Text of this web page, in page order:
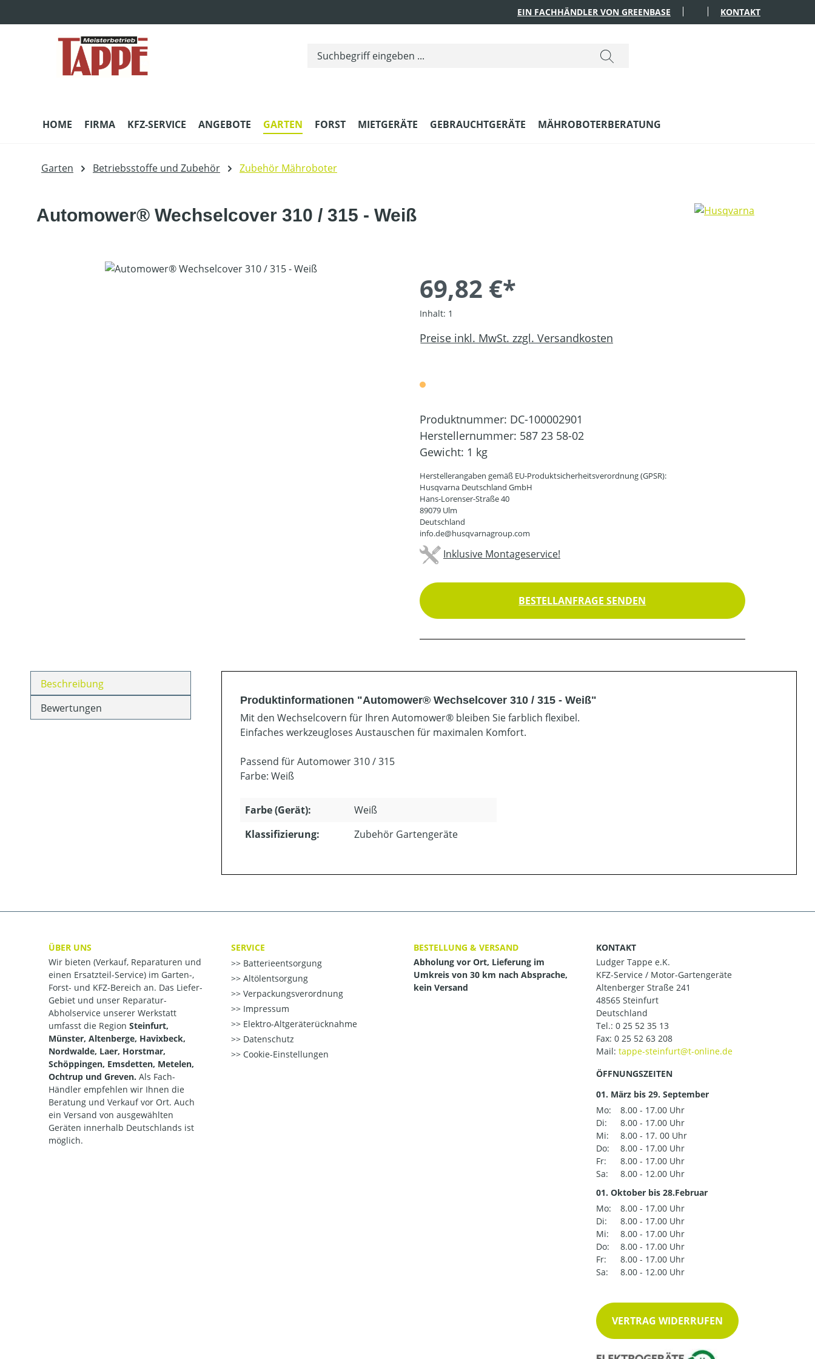
EIN FACHHÄNDLER VON GREENBASE KONTAKT
HOME FIRMA KFZ-SERVICE ANGEBOTE GARTEN FORST MIETGERÄTE GEBRAUCHTGERÄTE MÄHROBOTERBERATUNG
Garten Betriebsstoffe und Zubehör Zubehör Mähroboter
Automower® Wechselcover 310 / 315 - Weiß
Bildergalerie überspringen
69,82 €*
Inhalt: 1
Preise inkl. MwSt. zzgl. Versandkosten
Produktnummer: DC-100002901
Herstellernummer: 587 23 58-02
Gewicht: 1 kg
Herstellerangaben gemäß EU-Produktsicherheitsverordnung (GPSR):
Husqvarna Deutschland GmbH
Hans-Lorenser-Straße 40
89079 Ulm
Deutschland
info.de@husqvarnagroup.com
Inklusive Montageservice!
BESTELLANFRAGE SENDEN
Beschreibung
Bewertungen
Produktinformationen "Automower® Wechselcover 310 / 315 - Weiß"
Mit den Wechselcovern für Ihren Automower® bleiben Sie farblich flexibel.
Einfaches werkzeugloses Austauschen für maximalen Komfort.
Passend für Automower 310 / 315
Farbe: Weiß
Farbe (Gerät):
Weiß
Klassifizierung:
Zubehör Gartengeräte
ÜBER UNS
Wir bieten (Verkauf, Reparaturen und
einen Ersatzteil-Service) im Garten-,
Forst- und KFZ-Bereich an. Das Liefer-
Gebiet und unser Reparatur-
Abholservice unserer Werkstatt
umfasst die Region Steinfurt,
Münster, Altenberge, Havixbeck,
Nordwalde, Laer, Horstmar,
Schöppingen, Emsdetten, Metelen,
Ochtrup und Greven. Als Fach-
Händler empfehlen wir Ihnen die
Beratung und Verkauf vor Ort. Auch
ein Versand von ausgewählten
Geräten innerhalb Deutschlands ist
möglich.
SERVICE
Batterieentsorgung
Altölentsorgung
Verpackungsverordnung
Impressum
Elektro-Altgeräterücknahme
Datenschutz
Cookie-Einstellungen
BESTELLUNG & VERSAND
Abholung vor Ort, Lieferung im
Umkreis von 30 km nach Absprache,
kein Versand
KONTAKT
Ludger Tappe e.K.
KFZ-Service / Motor-Gartengeräte
Altenberger Straße 241
48565 Steinfurt
Deutschland
Tel.: 0 25 52 35 13
Fax: 0 25 52 63 208
Mail:
ÖFFNUNGSZEITEN
01. März bis 29. September
Mo:
8.00 - 17.00 Uhr
Di:
8.00 - 17.00 Uhr
Mi:
8.00 - 17. 00 Uhr
Do:
8.00 - 17.00 Uhr
Fr:
8.00 - 17.00 Uhr
Sa:
8.00 - 12.00 Uhr
01. Oktober bis 28.Februar
Mo:
8.00 - 17.00 Uhr
Di:
8.00 - 17.00 Uhr
Mi:
8.00 - 17.00 Uhr
Do:
8.00 - 17.00 Uhr
Fr:
8.00 - 17.00 Uhr
Sa:
8.00 - 12.00 Uhr
VERTRAG WIDERRUFEN